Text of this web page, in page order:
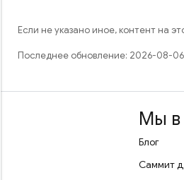
Если не указано иное, контент на
Последнее обновление: 2026-08-06
Мы в
Блог
Саммит